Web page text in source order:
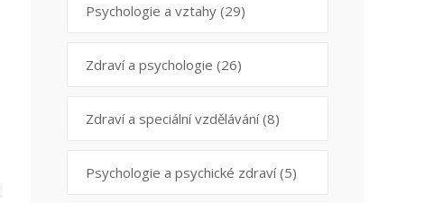
Psychologie a vztahy (29)
Zdraví a psychologie (26)
Zdraví a speciální vzdělávání(8)
Psychologie a psychické zdraví(5)